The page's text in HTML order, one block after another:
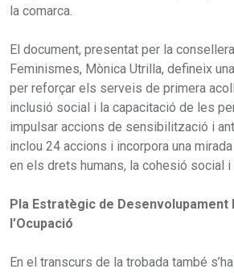
la comarca.
El document, presentat per la
Feminismes, Mònica Utrilla, defineix
per reforçar els serveis de primera
inclusió social i la capacitació de les
impulsar accions de sensibilització i
inclou 24 accions i incorpora una
en els drets humans, la cohesió social
Pla Estratègic de Desenvolupament
l’Ocupació
En el transcurs de la trobada també